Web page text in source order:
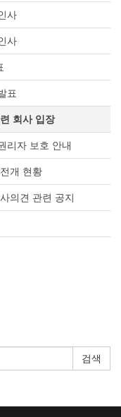
사
사
표
회사 입장
리자 보호 안내
개 현황
의견 관련 공지
검색